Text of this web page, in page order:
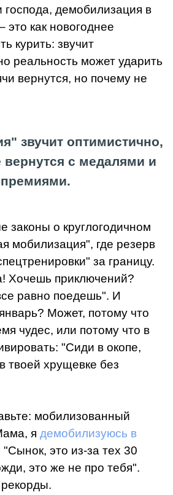
демобилизация в
это как новогоднее
курить: звучит
реальность может ударить
вернутся, но почему не
звучит оптимистично,
вернутся с медалями и
премиями.
законы о круглогодичном
мобилизация", где резерв
за границу.
Хочешь приключений?
равно поедешь". И
Может, потому что
чудес, или потому что в
"Сиди в окопе,
твоей хрущевке без
мобилизованный
я демобилизуюсь в
это из-за тех 30
это же не про тебя".
рекорды.